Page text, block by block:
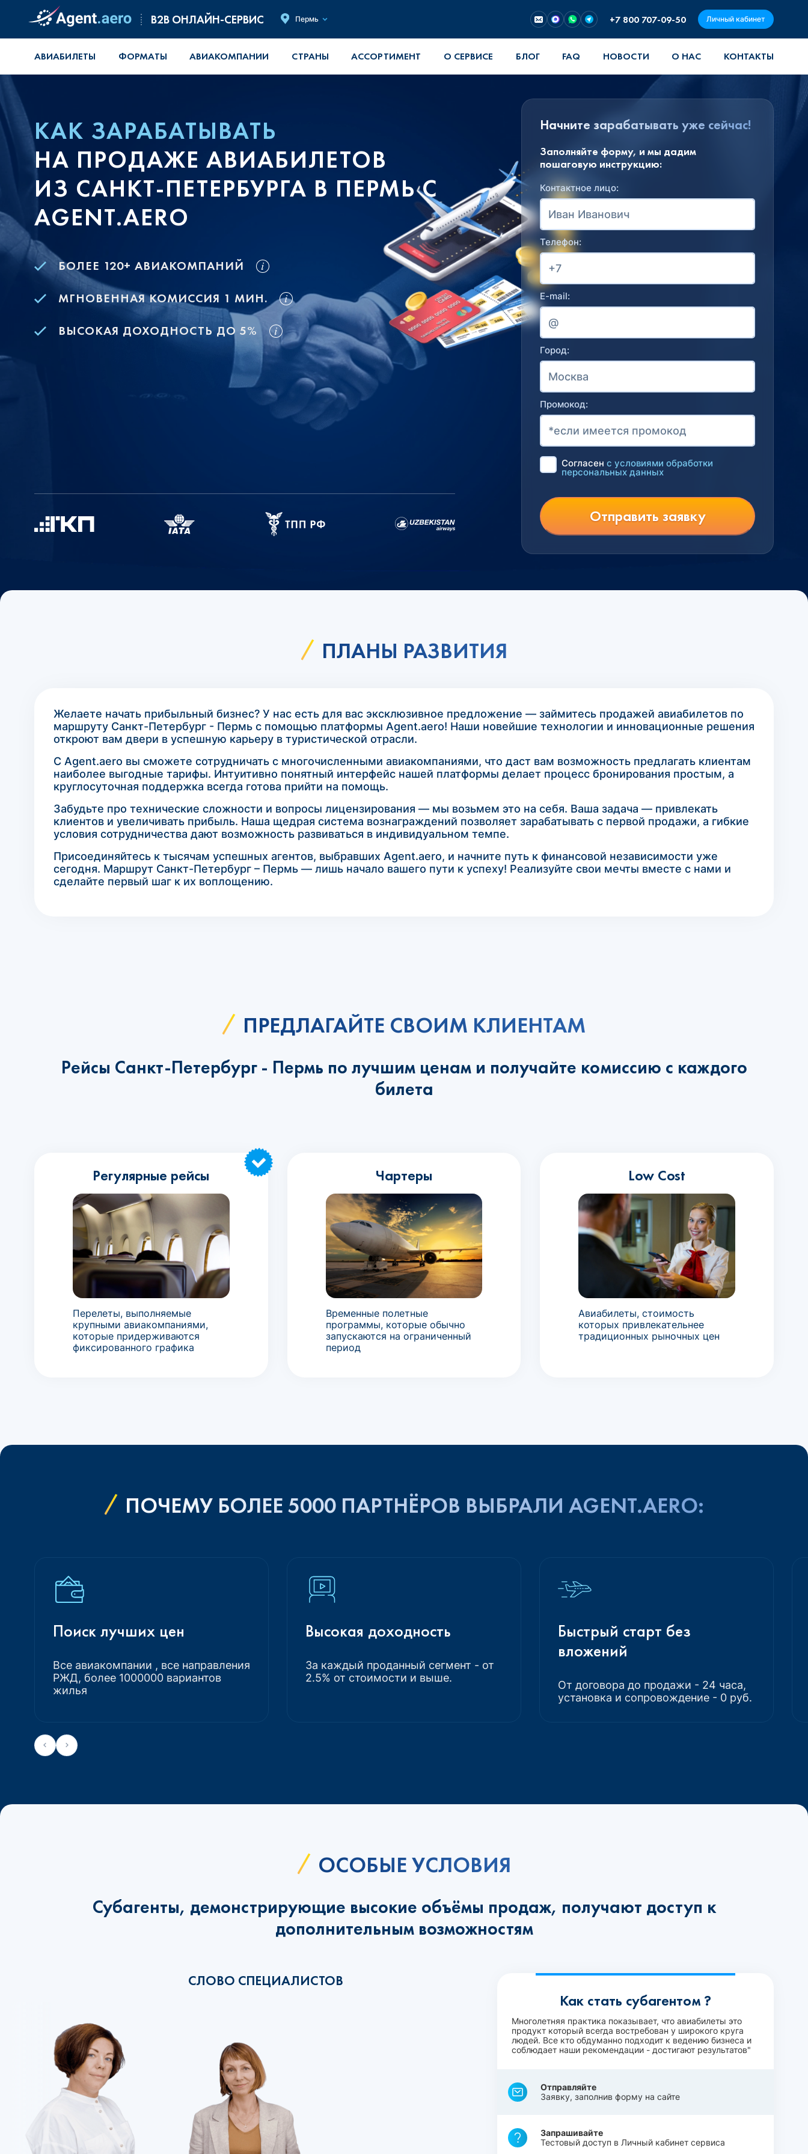
B2B ОНЛАЙН-СЕРВИС Пермь +7 800 707-09-50 Личный кабинет
АВИАБИЛЕТЫ ФОРМАТЫ АВИАКОМПАНИИ СТРАНЫ АССОРТИМЕНТ О СЕРВИСЕ БЛОГ FAQ НОВОСТИ О НАС КОНТАКТЫ
КАК ЗАРАБАТЫВАТЬ
НА ПРОДАЖЕ АВИАБИЛЕТОВ
ИЗ САНКТ-ПЕТЕРБУРГА В ПЕРМЬ С
AGENT.AERO
БОЛЕЕ 120+ АВИАКОМПАНИЙ
МГНОВЕННАЯ КОМИССИЯ 1 МИН.
ВЫСОКАЯ ДОХОДНОСТЬ ДО 5%
Начните зарабатывать уже сейчас!
Заполняйте форму, и мы дадим
пошаговую инструкцию:
Контактное лицо:
Телефон:
E-mail:
Город:
Промокод:
Согласен с условиями обработки
персональных данных
Отправить заявку
ПЛАНЫ РАЗВИТИЯ
Желаете начать прибыльный бизнес? У нас есть для вас эксклюзивное предложение — займитесь продажей авиабилетов по
маршруту Санкт-Петербург - Пермь с помощью платформы Agent.aero! Наши новейшие технологии и инновационные решения
откроют вам двери в успешную карьеру в туристической отрасли.
С Agent.aero вы сможете сотрудничать с многочисленными авиакомпаниями, что даст вам возможность предлагать клиентам
наиболее выгодные тарифы. Интуитивно понятный интерфейс нашей платформы делает процесс бронирования простым, а
круглосуточная поддержка всегда готова прийти на помощь.
Забудьте про технические сложности и вопросы лицензирования — мы возьмем это на себя. Ваша задача — привлекать
клиентов и увеличивать прибыль. Наша щедрая система вознаграждений позволяет зарабатывать с первой продажи, а гибкие
условия сотрудничества дают возможность развиваться в индивидуальном темпе.
Присоединяйтесь к тысячам успешных агентов, выбравших Agent.aero, и начните путь к финансовой независимости уже
сегодня. Маршрут Санкт-Петербург – Пермь — лишь начало вашего пути к успеху! Реализуйте свои мечты вместе с нами и
сделайте первый шаг к их воплощению.
ПРЕДЛАГАЙТЕ СВОИМ КЛИЕНТАМ
Рейсы Санкт-Петербург - Пермь по лучшим ценам и получайте комиссию с каждого
билета
Регулярные рейсы
Перелеты, выполняемые
крупными авиакомпаниями,
которые придерживаются
фиксированного графика
Чартеры
Временные полетные
программы, которые обычно
запускаются на ограниченный
период
Low Cost
Авиабилеты, стоимость
которых привлекательнее
традиционных рыночных цен
ПОЧЕМУ БОЛЕЕ 5000 ПАРТНЁРОВ ВЫБРАЛИ AGENT.AERO:
Поиск лучших цен
Все авиакомпании , все направления
РЖД, более 1000000 вариантов
жилья
Высокая доходность
За каждый проданный сегмент - от
2.5% от стоимости и выше.
Быстрый старт без
вложений
От договора до продажи - 24 часа,
установка и сопровождение - 0 руб.
ОСОБЫЕ УСЛОВИЯ
Субагенты, демонстрирующие высокие объёмы продаж, получают доступ к
дополнительным возможностям
СЛОВО СПЕЦИАЛИСТОВ
Как стать субагентом ?
Многолетняя практика показывает, что авиабилеты это
продукт который всегда востребован у широкого круга
людей. Все кто обдуманно подходит к ведению бизнеса и
соблюдает наши рекомендации - достигают результатов"
Отправляйте
Заявку, заполнив форму на сайте
Запрашивайте
Тестовый доступ в Личный кабинет сервиса